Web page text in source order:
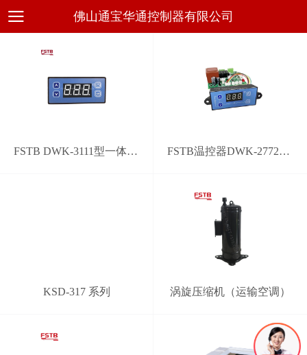
佛山通宝华通控制器有限公司
FSTB DWK-3111型一体化通用电子温控器 FSTB温控器DWK-2772型通用系统控制器
KSD-317 系列 涡旋压缩机（运输空调）